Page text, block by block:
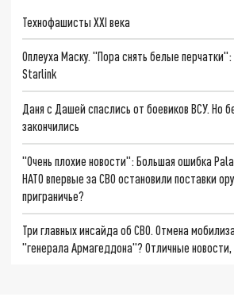
Технофашисты XXI века
Оплеуха Маску. "Пора снять белые
Starlink
Даня с Дашей спаслись от боевиков ВСУ. Но
закончились
"Очень плохие новости": Большая ошибка
НАТО впервые за СВО остановили поставки
приграничье?
Три главных инсайда об СВО. Отмена
"генерала Армагеддона"? Отличные